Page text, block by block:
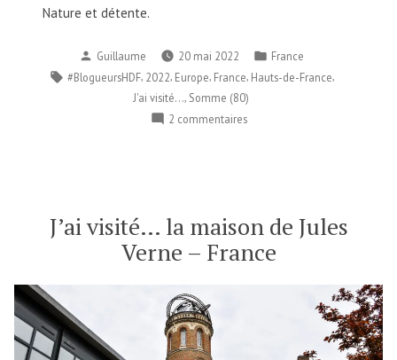
Nature et détente.
Publié
par
Guillaume 20 mai 2022
Publié
dans
France
Étiquettes :
#BlogueursHDF, 2022 Europe France Hauts-de-France
J'ai visité... Somme (80)
2 commentairessur
d’Amiens
–
France
J’ai visité… la maison de Jules
Verne – France